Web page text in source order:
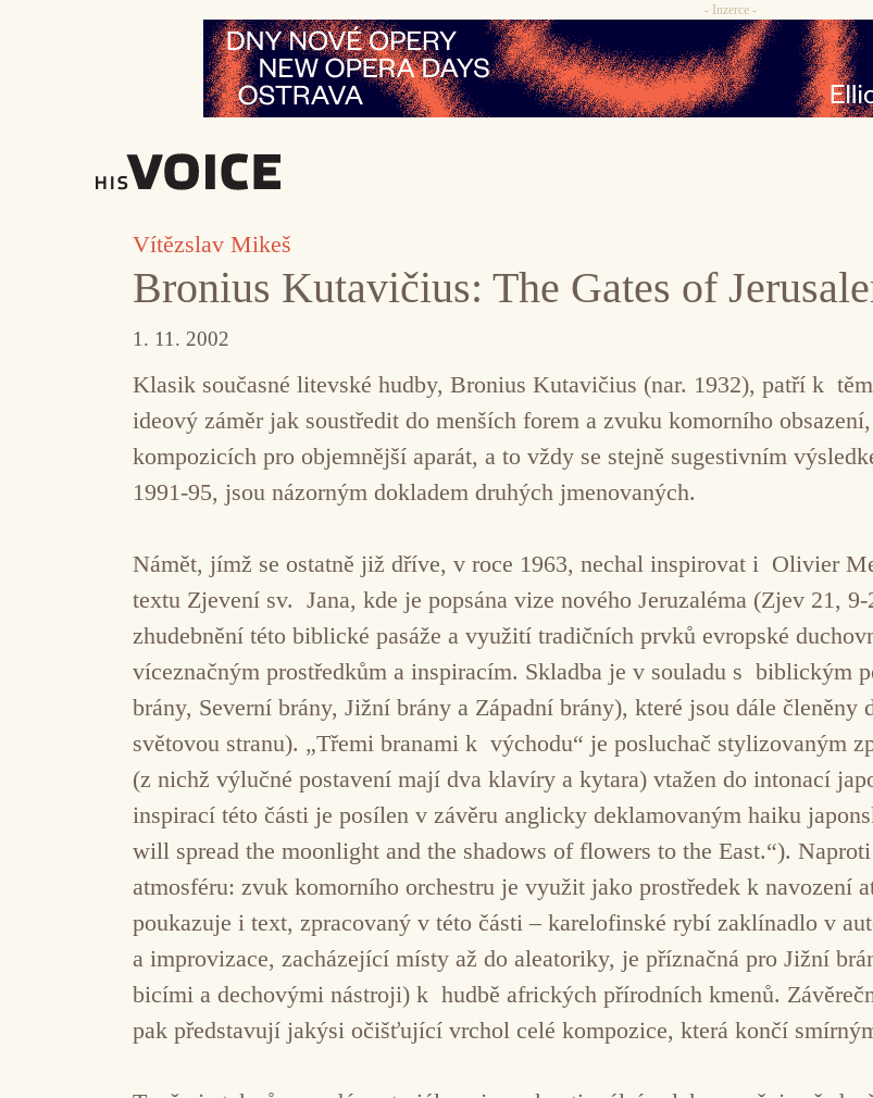
- Inzerce -
Vítězslav Mikeš
Bronius Kutavičius: The Gates of
1. 11. 2002
Klasik současné litevské hudby, Bronius Kutavičius (nar. 1932), patří k
ideový záměr jak soustředit do menších forem a zvuku komorního
kompozicích pro objemnější aparát, a to vždy se stejně sugestivním
1991-95, jsou názorným dokladem druhých jmenovaných.
Námět, jímž se ostatně již dříve, v roce 1963, nechal inspirovat i Olivier
textu Zjevení sv. Jana, kde je popsána vize nového Jeruzaléma (Zjev 21,
zhudebnění této biblické pasáže a využití tradičních prvků evropské
víceznačným prostředkům a inspiracím. Skladba je v souladu s biblickým
brány, Severní brány, Jižní brány a Západní brány), které jsou dále
světovou stranu). „Třemi branami k východu“ je posluchač stylizovaným
(z nichž výlučné postavení mají dva klavíry a kytara) vtažen do intonací
inspirací této části je posílen v závěru anglicky deklamovaným haiku
will spread the moonlight and the shadows of flowers to the East.“).
atmosféru: zvuk komorního orchestru je využit jako prostředek k navození
poukazuje i text, zpracovaný v této části – karelofinské rybí zaklínadlo v
a improvizace, zacházející místy až do aleatoriky, je příznačná pro Jižní
bicími a dechovými nástroji) k hudbě afrických přírodních kmenů.
pak představují jakýsi očišťující vrchol celé kompozice, která končí